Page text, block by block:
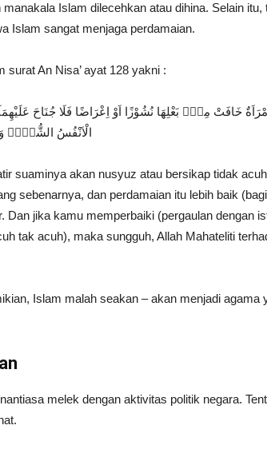
Islam dilecehkan atau dihina. Selain itu,
Islam sangat menjaga perdamaian.
surat An Nisa’ ayat 128 yakni :
خَافَتْ مِنْۢ بَعْلِهَا نُشُوْزًا اَوْ اِعْرَاضًا فَلَا جُنَاحَ
الْاَنْفُسُ الشُّحَّۗ وَاِنْ
suaminya akan nusyuz atau bersikap tidak
sebenarnya, dan perdamaian itu lebih baik
Dan jika kamu memperbaiki (pergaulan dengan
tak acuh), maka sungguh, Allah Mahateliti
Islam malah seakan – akan menjadi agama
melek dengan aktivitas politik negara.